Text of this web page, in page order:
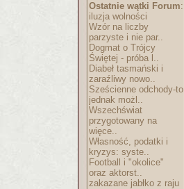
Ostatnie wątki Forum:
iluzja wolności
Wzór na liczby
parzyste i nie par..
Dogmat o Trójcy
Świętej - próba l..
Diabeł tasmański i
zaraźliwy nowo..
Sześcienne odchody-to
jednak możl..
Wszechświat
przygotowany na
więce..
Własność, podatki i
kryzys: syste..
Football i "okolice"
oraz aktorst..
zakazane jabłko z raju